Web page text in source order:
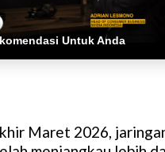
Untuk Anda
Maret 2026,